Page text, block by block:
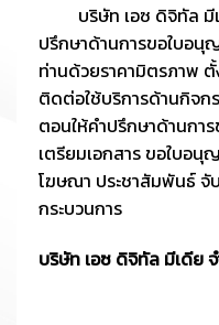
บริษัท เอซ ดิจิทัล มีเ
ปรึกษาด้านการขอใบอนุ
ท่านด้วยราคามิตรภาพ
ติดต่อใช้บริการด้านกิจก
ตอนให้คำปรึกษาด้านกา
เตรียมเอกสาร ขอใบอนุ
โฆษณา ประชาสัมพันธ์ จั
กระบวนการ
บริษัท เอซ ดิจิทัล มีเดีย จ